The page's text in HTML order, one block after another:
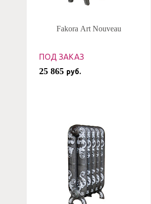
Fakora Art Nouveau
ПОД ЗАКАЗ
25 865 руб.